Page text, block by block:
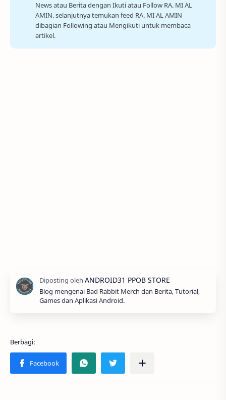
News atau Berita dengan Ikuti atau Follow RA. MI AL
AMIN. selanjutnya temukan feed RA. MI AL AMIN
dibagian Following atau Mengikuti untuk membaca
artikel.
Blog mengenai Bad Rabbit Merch dan Berita, Tutorial,
Games dan Aplikasi Android.